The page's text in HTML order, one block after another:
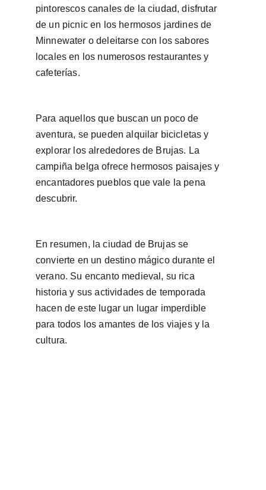
pintorescos canales de la ciudad, disfrutar
de un picnic en los hermosos jardines de
Minnewater o deleitarse con los sabores
locales en los numerosos restaurantes y
cafeterías.
Para aquellos que buscan un poco de
aventura, se pueden alquilar bicicletas y
explorar los alrededores de Brujas. La
campiña belga ofrece hermosos paisajes y
encantadores pueblos que vale la pena
descubrir.
En resumen, la ciudad de Brujas se
convierte en un destino mágico durante el
verano. Su encanto medieval, su rica
historia y sus actividades de temporada
hacen de este lugar un lugar imperdible
para todos los amantes de los viajes y la
cultura.